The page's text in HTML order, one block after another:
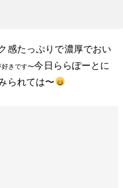
感たっぷりで濃厚でおい
きです〜今日ららぽーとに
られては〜